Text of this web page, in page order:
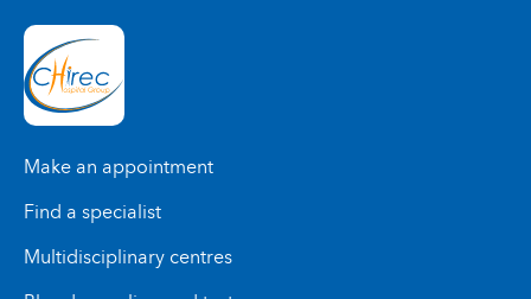
Make an appointment
Find a specialist
Multidisciplinary centres